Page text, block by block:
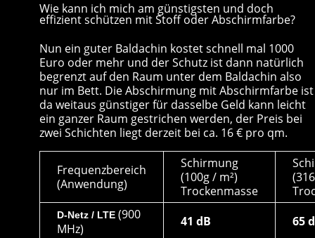
Wie kann ich mich am günstigsten und doch
effizient schützen mit Stoff oder Abschirmfarbe?
Nun ein guter Baldachin kostet schnell mal 1000
Euro oder mehr und der Schutz ist dann natürlich
begrenzt auf den Raum unter dem Baldachin also
nur im Bett. Die Abschirmung mit Abschirmfarbe ist
da weitaus günstiger für dasselbe Geld kann leicht
ein ganzer Raum gestrichen werden, der Preis bei
zwei Schichten liegt derzeit bei ca. 16 € pro qm.
Frequenzbereich
(Anwendung)
Schirmung
(100g / m²)
Trockenmasse
D-Netz / LTE (900
MHz)
41 dB 65